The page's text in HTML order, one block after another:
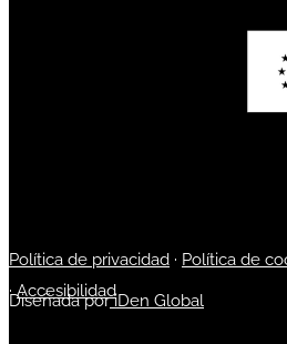
Política de privacidad · Política de
·Accesibilidad
Diseñada poriDen Global